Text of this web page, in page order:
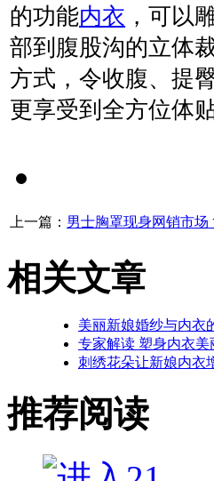
的功能内衣 ，可以
部到腹股沟的立体
方式，令收腹、提
更享受到全方位体
上一篇： 男士胸罩现身网销市场
相关文章
美丽新娘婚纱与内衣
专家解读 塑身内衣美
刺绣花朵让新娘内衣
推荐阅读